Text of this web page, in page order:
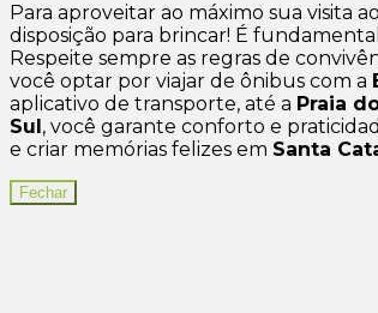
Para aproveitar ao máximo sua visita ao
disposição para brincar! É
Respeite sempre as regras de
você optar por viajar de ônibus com a
aplicativo de transporte, até a Praia
Sul , você garante conforto e
e criar memórias felizes em Santa
Fechar